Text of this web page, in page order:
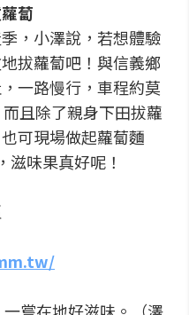
蔔
，小澤說，若想體驗
拔蘿蔔吧！與信義鄉
一路慢行，車程約莫
且除了親身下田拔蘿
可現場做起蘿蔔麵
滋味果真好呢！